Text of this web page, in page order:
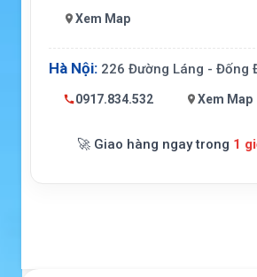
Xem Map
Hà Nội: 226 Đường Láng - Đống
0917.834.532 Xem Map
🚀 Giao hàng ngay trong 1